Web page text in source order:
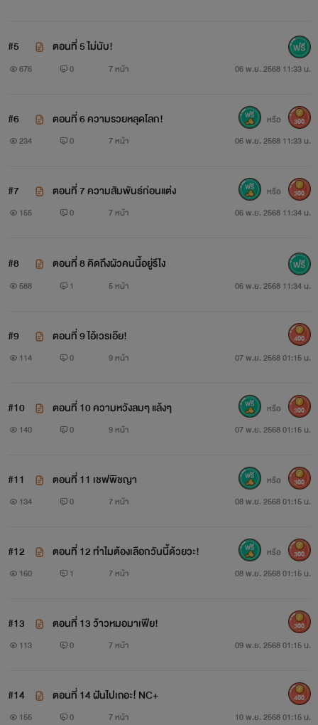
#5 ตอนที่ 5 ไม่นับ!
676 0 7 หน้า 06 พ.ย. 2568 11:33 น.
#6 ตอนที่ 6 ความรวยหลุดโลก!
234 0 7 หน้า 06 พ.ย. 2568 11:33 น.
หรือ 300
#7 ตอนที่ 7 ความสัมพันธ์ก่อนแต่ง
155 0 7 หน้า 06 พ.ย. 2568 11:34 น.
หรือ 300
#8 ตอนที่ 8 คิดถึงผัวคนนี้อยู่รึไง
588 1 5 หน้า 06 พ.ย. 2568 11:34 น.
#9 ตอนที่ 9 ไอ้เวรเอ๊ย!
114 0 9 หน้า 07 พ.ย. 2568 01:15 น.
400
#10 ตอนที่ 10 ความหวังลมๆ แล้งๆ
140 0 9 หน้า 07 พ.ย. 2568 01:15 น.
หรือ 300
#11 ตอนที่ 11 เชฟพิชญา
134 0 7 หน้า 08 พ.ย. 2568 01:15 น.
หรือ 300
#12 ตอนที่ 12 ทำไมต้องเลือกวันนี้ด้วยวะ!
160 1 7 หน้า 08 พ.ย. 2568 01:15 น.
หรือ 300
#13 ตอนที่ 13 ว้าวหมอมาเฟีย!
113 0 7 หน้า 09 พ.ย. 2568 01:15 น.
300
#14 ตอนที่ 14 ฝันไปเถอะ!์ NC+
155 0 7 หน้า 10 พ.ย. 2568 01:15 น.
400